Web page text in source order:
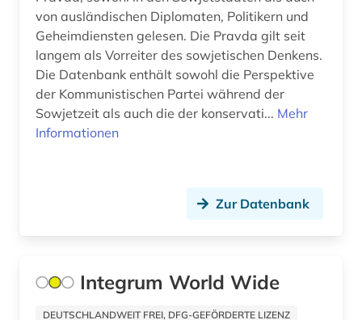
literatur (8)
literaturnaja gazeta (2)
mittelasien gus (1)
von ausländischen Diplomaten, Politikern und
Geheimdiensten gelesen. Die Pravda gilt seit
langem als Vorreiter des sowjetischen Denkens.
Die Datenbank enthält sowohl die Perspektive
der Kommunistischen Partei während der
Sowjetzeit als auch die der konservati... Mehr
Informationen
Zur Datenbank
Integrum World Wide
DEUTSCHLANDWEIT FREI, DFG-GEFÖRDERTE LIZENZ